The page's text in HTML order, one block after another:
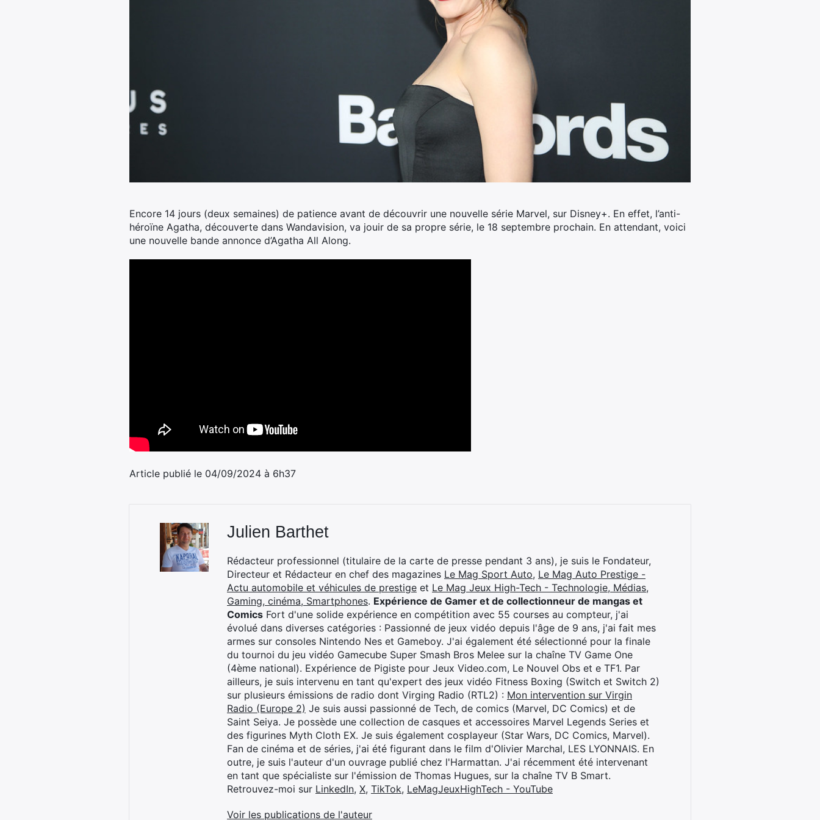
Encore 14 jours (deux semaines) de patience avant de découvrir une nouvelle série Marvel, sur Disney+. En effet, l’anti-
héroïne Agatha, découverte dans Wandavision, va jouir de sa propre série, le 18 septembre prochain. En attendant, voici
une nouvelle bande annonce d’Agatha All Along.
Article publié le 04/09/2024 à 6h37
Julien Barthet
Rédacteur professionnel (titulaire de la carte de presse pendant 3 ans), je suis le Fondateur,
Directeur et Rédacteur en chef des magazines Le Mag Sport Auto, Le Mag Auto Prestige -
Actu automobile et véhicules de prestige et Le Mag Jeux High-Tech - Technologie, Médias,
Gaming, cinéma, Smartphones. Expérience de Gamer et de collectionneur de mangas et
Comics Fort d'une solide expérience en compétition avec 55 courses au compteur, j'ai
évolué dans diverses catégories : Passionné de jeux vidéo depuis l'âge de 9 ans, j'ai fait mes
armes sur consoles Nintendo Nes et Gameboy. J'ai également été sélectionné pour la finale
du tournoi du jeu vidéo Gamecube Super Smash Bros Melee sur la chaîne TV Game One
(4ème national). Expérience de Pigiste pour Jeux Video.com, Le Nouvel Obs et e TF1. Par
ailleurs, je suis intervenu en tant qu'expert des jeux vidéo Fitness Boxing (Switch et Switch 2)
sur plusieurs émissions de radio dont Virging Radio (RTL2) : Mon intervention sur Virgin
Radio (Europe 2) Je suis aussi passionné de Tech, de comics (Marvel, DC Comics) et de
Saint Seiya. Je possède une collection de casques et accessoires Marvel Legends Series et
des figurines Myth Cloth EX. Je suis également cosplayeur (Star Wars, DC Comics, Marvel).
Fan de cinéma et de séries, j'ai été figurant dans le film d'Olivier Marchal, LES LYONNAIS. En
outre, je suis l'auteur d'un ouvrage publié chez l'Harmattan. J'ai récemment été intervenant
en tant que spécialiste sur l'émission de Thomas Hugues, sur la chaîne TV B Smart.
Retrouvez-moi sur LinkedIn, X, TikTok, LeMagJeuxHighTech - YouTube
Voir les publications de l'auteur